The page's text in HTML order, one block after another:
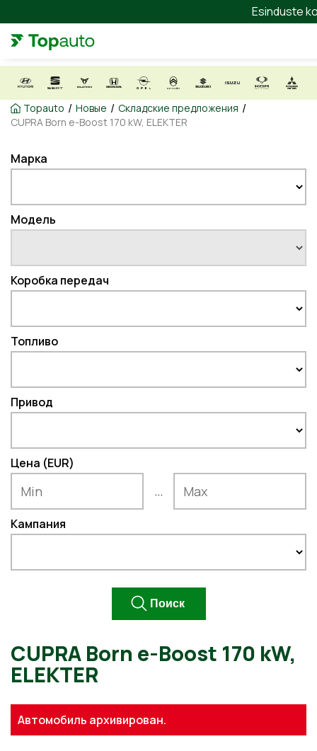
Esinduste
Topauto / Новые / Складские предложения /
CUPRA Born e-Boost 170 kW, ELEKTER
Марка
Модель
Коробка передач
Топливо
Привод
Цена (EUR)
...
Кампания
CUPRA Born e-Boost 170
Автомобиль архивирован.